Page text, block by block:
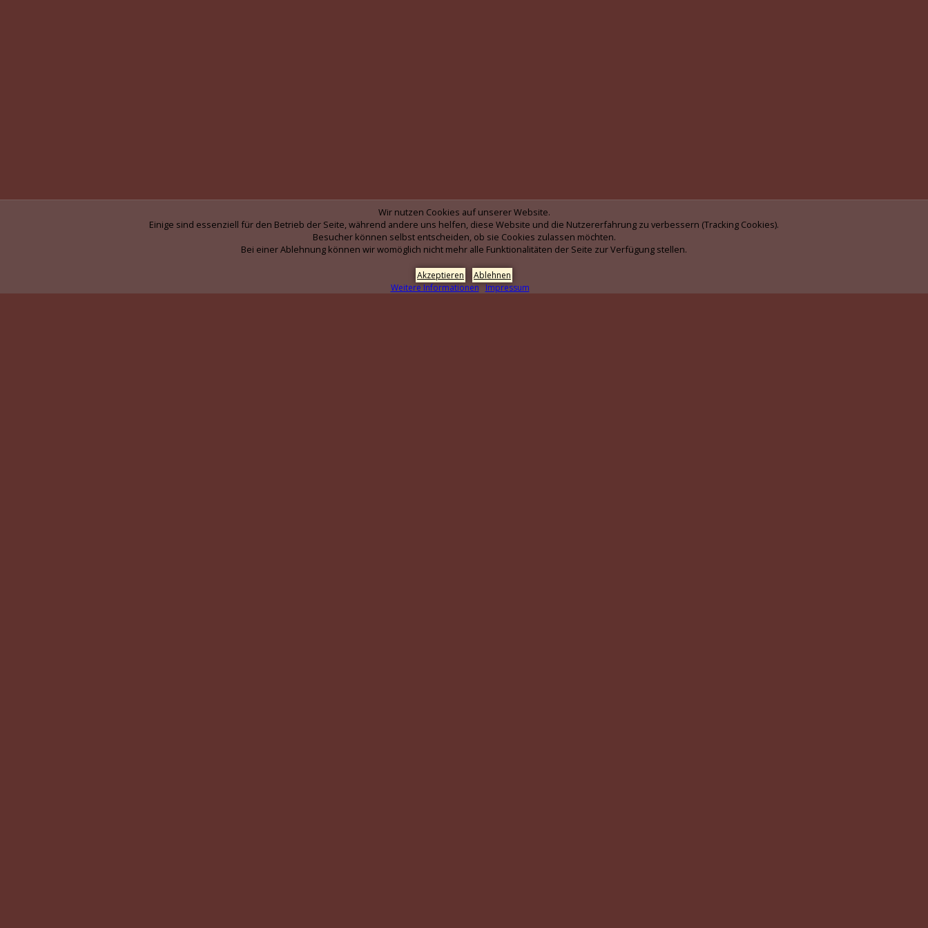
Wir nutzen Cookies auf unserer Website.
Einige sind essenziell für den Betrieb der Seite, während andere uns helfen, diese Website und die Nutzererfahrung zu verbessern (Tracking Cookies).
Besucher können selbst entscheiden, ob sie Cookies zulassen möchten.
Bei einer Ablehnung können wir womöglich nicht mehr alle Funktionalitäten der Seite zur Verfügung stellen.
Akzeptieren
Ablehnen
Weitere Informationen Impressum